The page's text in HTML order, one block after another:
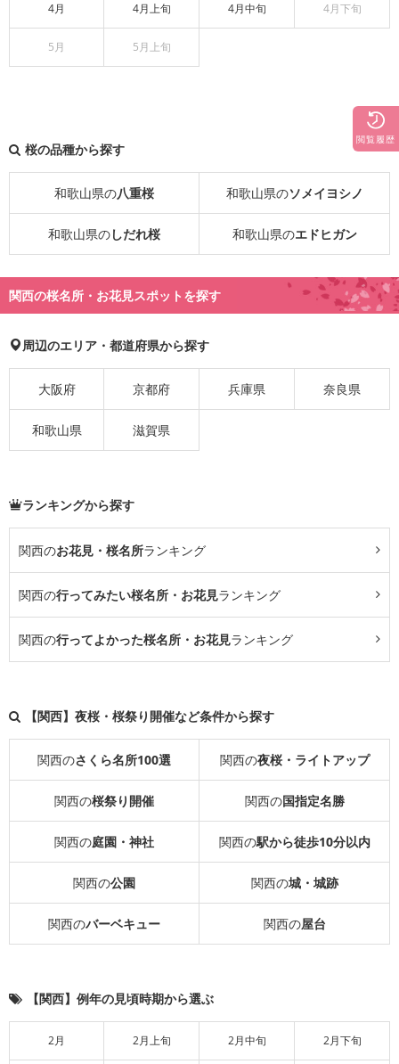
4月 4月上旬 4月中旬 4月下旬
5月 5月上旬
桜の品種から探す
和歌山県の八重桜 和歌山県のソメイヨシノ
和歌山県のしだれ桜 和歌山県のエドヒガン
関西の桜名所・お花見スポットを探す
周辺のエリア・都道府県から探す
大阪府 京都府 兵庫県 奈良県
和歌山県 滋賀県
ランキングから探す
関西のお花見・桜名所ランキング
関西の行ってみたい桜名所・お花見ランキング
関西の行ってよかった桜名所・お花見ランキング
【関西】夜桜・桜祭り開催など条件から探す
関西のさくら名所100選 関西の夜桜・ライトアップ
関西の桜祭り開催 関西の国指定名勝
関西の庭園・神社 関西の駅から徒歩10分以内
関西の公園 関西の城・城跡
関西のバーベキュー 関西の屋台
【関西】例年の見頃時期から選ぶ
2月 2月上旬 2月中旬 2月下旬
閲覧履歴